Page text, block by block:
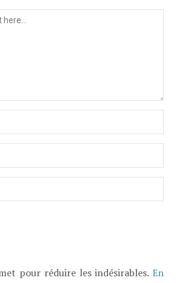
pour réduire les indésirables. En